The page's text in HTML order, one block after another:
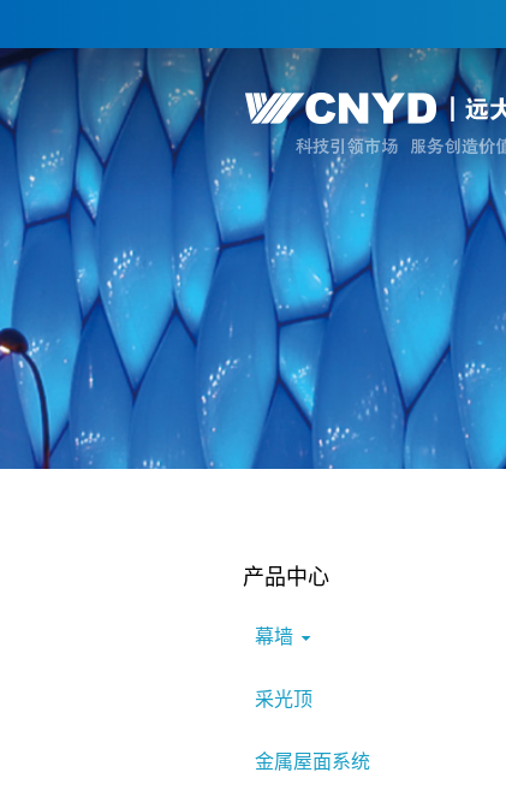
产品中心
幕墙
采光顶
金属屋面系统